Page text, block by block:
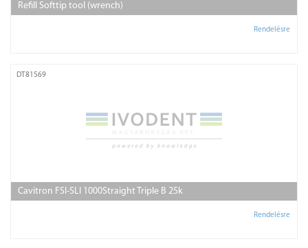
Refill Softtip tool (wrench)
Rendelésre
DT81569
Cavitron FSI-SLI 1000Straight Triple B 25k
Rendelésre